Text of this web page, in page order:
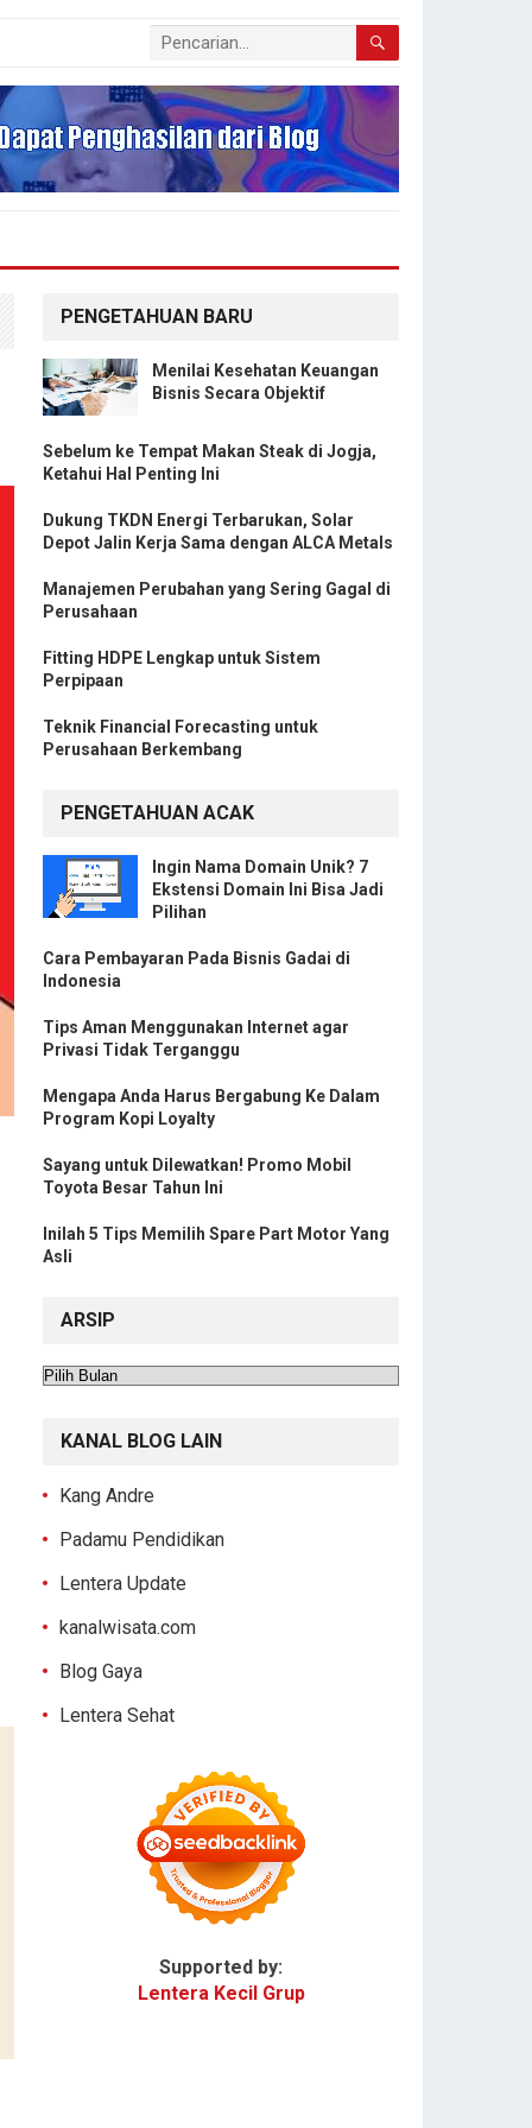
PENGETAHUAN BARU
Menilai Kesehatan Keuangan
Bisnis Secara Objektif
Sebelum ke Tempat Makan Steak di Jogja,
Ketahui Hal Penting Ini
Dukung TKDN Energi Terbarukan, Solar
Depot Jalin Kerja Sama dengan ALCA Metals
Manajemen Perubahan yang Sering Gagal di
Perusahaan
Fitting HDPE Lengkap untuk Sistem
Perpipaan
Teknik Financial Forecasting untuk
Perusahaan Berkembang
PENGETAHUAN ACAK
Ingin Nama Domain Unik? 7
Ekstensi Domain Ini Bisa Jadi
Pilihan
Cara Pembayaran Pada Bisnis Gadai di
Indonesia
Tips Aman Menggunakan Internet agar
Privasi Tidak Terganggu
Mengapa Anda Harus Bergabung Ke Dalam
Program Kopi Loyalty
Sayang untuk Dilewatkan! Promo Mobil
Toyota Besar Tahun Ini
Inilah 5 Tips Memilih Spare Part Motor Yang
Asli
ARSIP
Arsip
KANAL BLOG LAIN
Kang Andre
Padamu Pendidikan
Lentera Update
kanalwisata.com
Blog Gaya
Lentera Sehat
Supported by:
Lentera Kecil Grup